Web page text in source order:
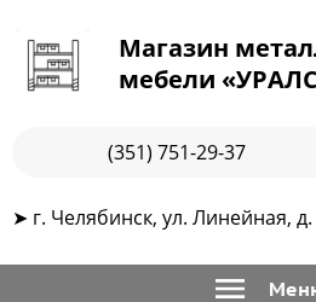
Магазин
мебели
(351) 751-29-37
➤ г. Челябинск, ул. Линейная,